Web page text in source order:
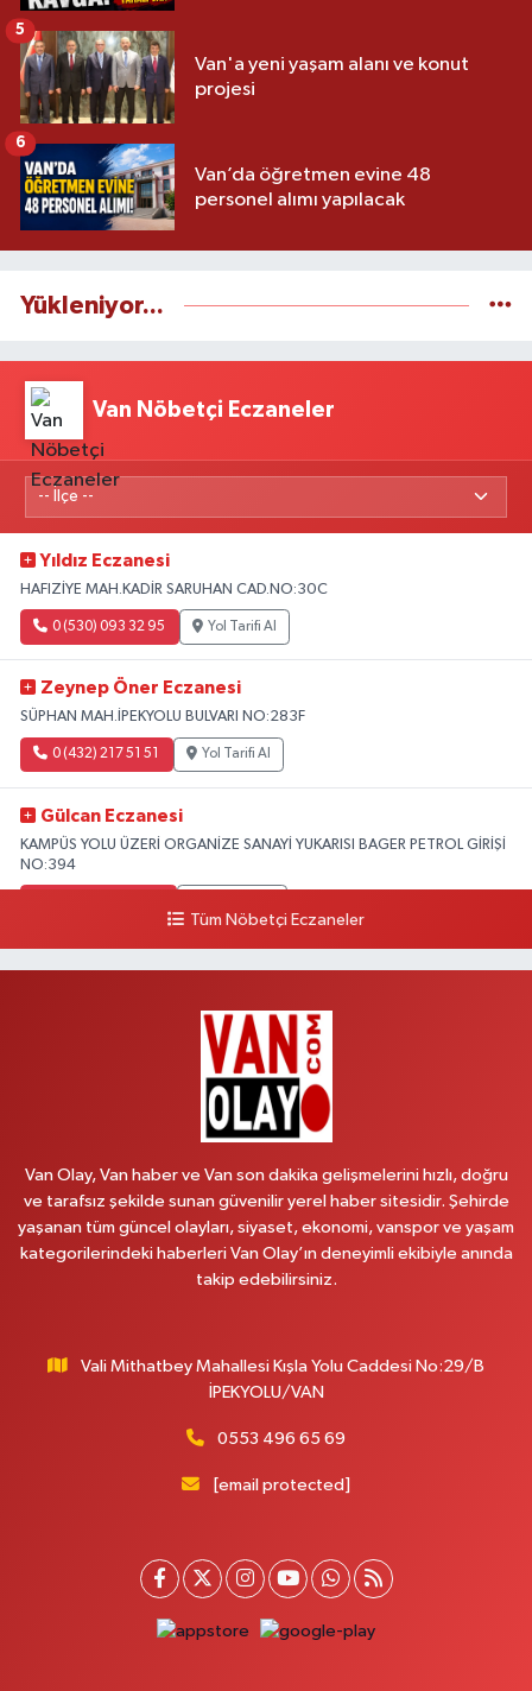
Van'a yeni yaşam alanı ve konut
projesi
5
Van’da öğretmen evine 48
personel alımı yapılacak
6
Yükleniyor...
Van Nöbetçi Eczaneler
Yıldız Eczanesi
HAFIZİYE MAH.KADİR SARUHAN CAD.NO:30C
0 (530) 093 32 95 Yol Tarifi Al
Zeynep Öner Eczanesi
SÜPHAN MAH.İPEKYOLU BULVARI NO:283F
0 (432) 217 51 51 Yol Tarifi Al
Gülcan Eczanesi
KAMPÜS YOLU ÜZERİ ORGANİZE SANAYİ YUKARISI BAGER PETROL GİRİŞİ
NO:394
HEKİM HASTANESİ ACİL KARŞISI
Yol Tarifi Al
MAHMUDİYE MAH.ATATÜRK CAD.NO:17B
0 (531) 621 69 65 Yol Tarifi Al
Onay Eczanesi
Yenı Derman Eczanesi
Akdamar Hastanesi Acil yanı. İpekyolu. Hatuniye mahallesi terzioğlu, Eski
Yol Tarifi Al
Kışla Mah.Çınarlı Cad.1038 Sk.No:93 3-4
0 (432) 354 37 36 Yol Tarifi Al
Tüm Nöbetçi Eczaneler
Van Olay, Van haber ve Van son dakika gelişmelerini hızlı, doğru
ve tarafsız şekilde sunan güvenilir yerel haber sitesidir. Şehirde
yaşanan tüm güncel olayları, siyaset, ekonomi, vanspor ve yaşam
kategorilerindeki haberleri Van Olay’ın deneyimli ekibiyle anında
takip edebilirsiniz.
Vali Mithatbey Mahallesi Kışla Yolu Caddesi No:29/B
İPEKYOLU/VAN
0553 496 65 69
[email protected]